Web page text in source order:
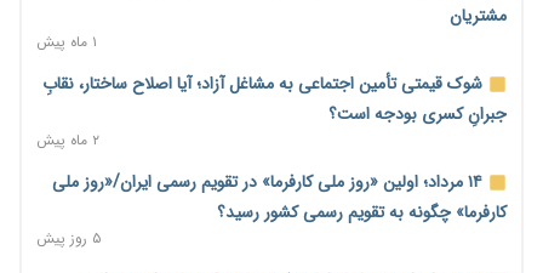
وزیر ارتباطات: حجم‌خوری اینترنت خط قرمز است؛ برخورد جدی با
۴ ساعت پیش
پالایشگاه تهران در مسیر افزایش تولید بنزین و ارتقای استاندارد
۴ ساعت پیش
کیف پول ایران؛ از ابزار پرداخت تا سکوی اعتباردهی و خدمات بانکی
مشتریان
۱ ماه پیش
شوک قیمتی تأمین اجتماعی به مشاغل آزاد؛ آیا اصلاح ساختار، نقابِ
جبرانِ کسری بودجه است؟
۲ ماه پیش
۱۴ مرداد؛ اولین «روز ملی کارفرما» در تقویم رسمی ایران/«روز ملی
کارفرما» چگونه به تقویم رسمی کشور رسید؟
۵ روز پیش